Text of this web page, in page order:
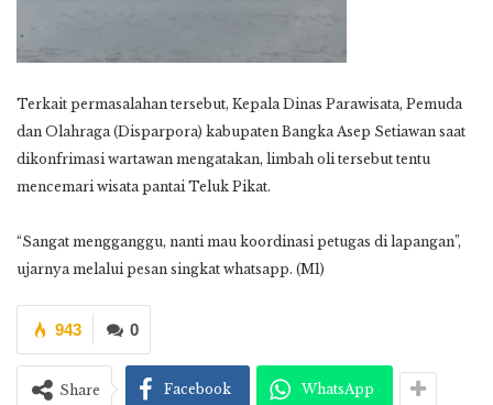
Terkait permasalahan tersebut, Kepala Dinas Parawisata, Pemuda
dan Olahraga (Disparpora) kabupaten Bangka Asep Setiawan saat
dikonfrimasi wartawan mengatakan, limbah oli tersebut tentu
mencemari wisata pantai Teluk Pikat.
“Sangat mengganggu, nanti mau koordinasi petugas di lapangan”,
ujarnya melalui pesan singkat whatsapp. (M1)
0
943
Share Facebook WhatsApp